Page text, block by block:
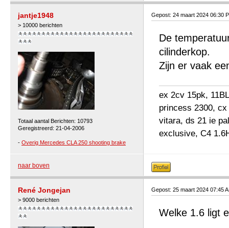
jantje1948
> 10000 berichten
Totaal aantal Berichten: 10793
Geregistreerd: 21-04-2006
- Overig Mercedes CLA 250 shooting brake
Gepost: 24 maart 2024 06:30
De
cilinderkop.
Zijn er vaak
ex 2cv 15pk,
princess 2300,
vitara, ds 21 ie
exclusive, C4
naar boven
René Jongejan
> 9000 berichten
Gepost: 25 maart 2024 07:45
Welke 1.6 ligt